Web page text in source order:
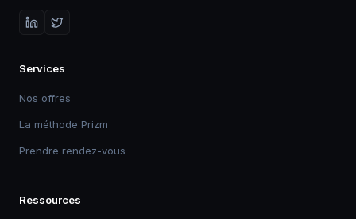
Services
Nos offres
La méthode Prizm
Prendre rendez-vous
Ressources